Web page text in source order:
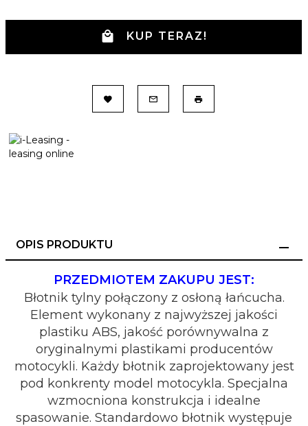
KUP TERAZ!
OPIS PRODUKTU
PRZEDMIOTEM ZAKUPU JEST:
Błotnik tylny połączony z osłoną łańcucha.
Element wykonany z najwyższej jakości
plastiku ABS, jakość porównywalna z
oryginalnymi plastikami producentów
motocykli. Każdy błotnik zaprojektowany jest
pod konkrenty model motocykla. Specjalna
wzmocniona konstrukcja i idealne
spasowanie. Standardowo błotnik występuje